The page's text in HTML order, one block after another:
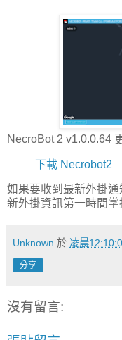
NecroBot 2 v1.0.0.64
下載 Necrobot2
如果要收到最新外掛通
新外掛資訊第一時間掌
Unknown 於 凌晨
分享
沒有留言: